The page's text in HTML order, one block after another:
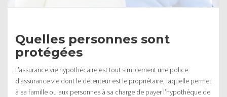
Quelles personnes sont
protégées
L’assurance vie hypothécaire est tout simplement une police
d’assurance vie dont le détenteur est le propriétaire, laquelle permet
à sa famille ou aux personnes à sa charge de payer l’hypothèque de